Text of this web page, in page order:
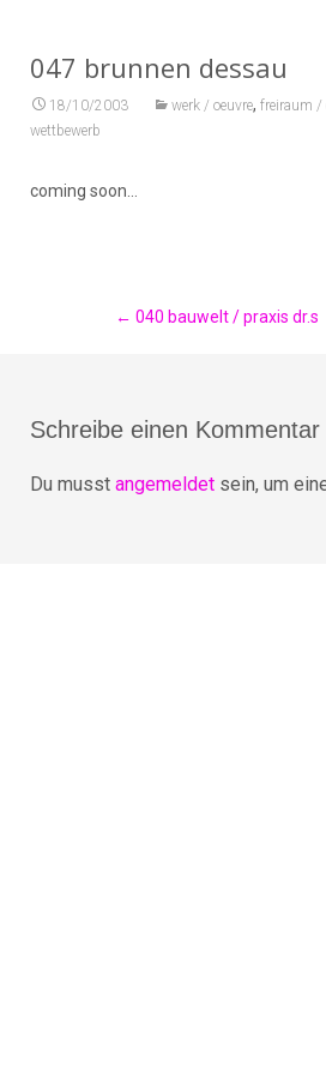
047 brunnen dessau
18/10/2003 werk / oeuvre,freiraum /
wettbewerb
coming soon…
Post
navigation
← 040 bauwelt / praxis dr.s
Schreibe einen Kommentar
Du musstangemeldet sein, um